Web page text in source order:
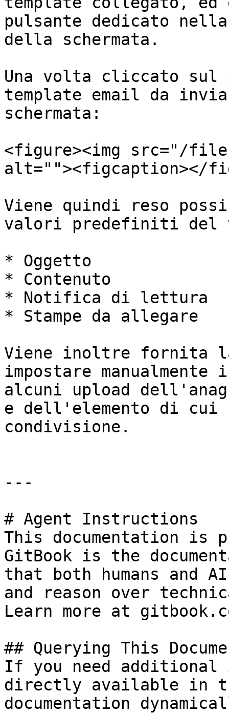
pulsante dedicato
della schermata.
Una volta cliccato
template email da
schermata:
<figure><img src="/
alt=""><figcaption></
Viene quindi reso
valori predefiniti del
* Oggetto
* Contenuto
* Notifica di lettura
* Stampe da allegare
Viene inoltre fornita
impostare
alcuni upload
e dell'elemento di
condivisione.
---
# Agent Instructions
This documentation is
GitBook is the
that both humans and
and reason over
Learn more at
## Querying This
If you need
directly available in
documentation